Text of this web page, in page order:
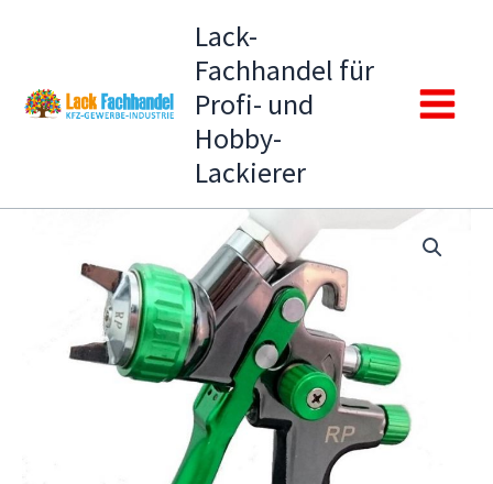
Lack-
Fachhandel für
Profi- und
Hobby-
Lackierer
Main